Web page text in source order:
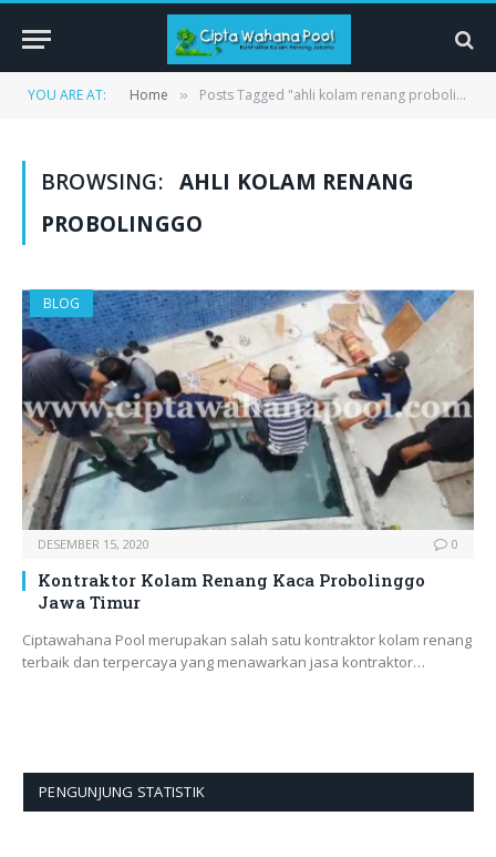
YOU ARE AT: Home » Posts Tagged "ahli kolam renang probolinggo"
BROWSING: AHLI KOLAM RENANG
PROBOLINGGO
BLOG
DESEMBER 15, 2020 0
Kontraktor Kolam Renang Kaca Probolinggo
Jawa Timur
Ciptawahana Pool merupakan salah satu kontraktor kolam renang
terbaik dan terpercaya yang menawarkan jasa kontraktor…
PENGUNJUNG STATISTIK